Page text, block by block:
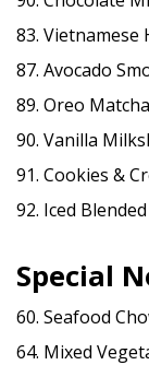
89. Oreo
90. Vanilla
92. Iced
Special
60. Seafood
64. Mixed